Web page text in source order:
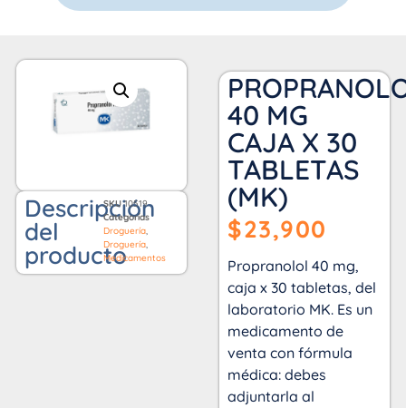
Descripción
del
producto
SKU10519
Categorías
Droguería
Droguería
Medicamentos
40 MG
CAJA X 30
TABLETAS
(MK)
$23,900
Propranolol 40 mg,
caja x 30 tabletas, del
laboratorio MK. Es un
medicamento de
venta con fórmula
médica: debes
adjuntarla al